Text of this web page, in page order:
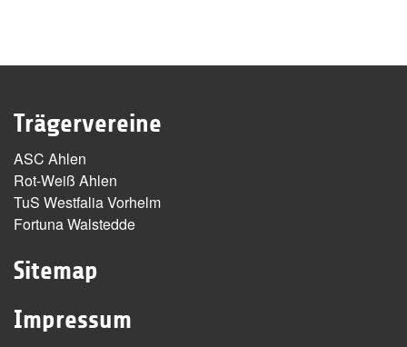
Trägervereine
ASC Ahlen
Rot-Weiß Ahlen
TuS Westfalia Vorhelm
Fortuna Walstedde
Sitemap
Impressum